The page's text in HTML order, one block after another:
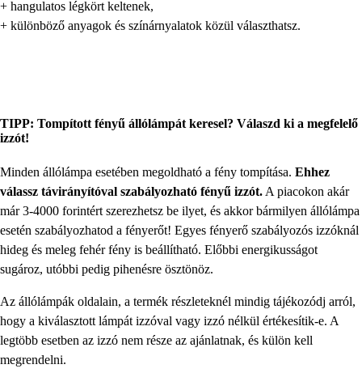
+ hangulatos légkört keltenek,
+ különböző anyagok és színárnyalatok közül választhatsz.
TIPP: Tompított fényű állólámpát keresel? Válaszd ki a megfelelő
izzót!
Minden állólámpa esetében megoldható a fény tompítása. Ehhez
válassz távirányítóval szabályozható fényű izzót. A piacokon akár
már 3-4000 forintért szerezhetsz be ilyet, és akkor bármilyen állólámpa
esetén szabályozhatod a fényerőt! Egyes fényerő szabályozós izzóknál
hideg és meleg fehér fény is beállítható. Előbbi energikusságot
sugároz, utóbbi pedig pihenésre ösztönöz.
Az állólámpák oldalain, a termék részleteknél mindig tájékozódj arról,
hogy a kiválasztott lámpát izzóval vagy izzó nélkül értékesítik-e. A
legtöbb esetben az izzó nem része az ajánlatnak, és külön kell
megrendelni.